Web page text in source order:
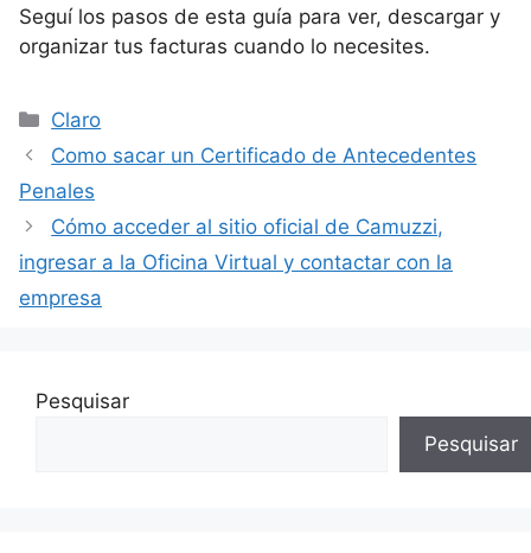
Seguí los pasos de esta guía para ver, descargar y
organizar tus facturas cuando lo necesites.
Categorías
Claro
Como sacar un Certificado de Antecedentes
Penales
Cómo acceder al sitio oficial de Camuzzi,
ingresar a la Oficina Virtual y contactar con la
empresa
Pesquisar
Pesquisar